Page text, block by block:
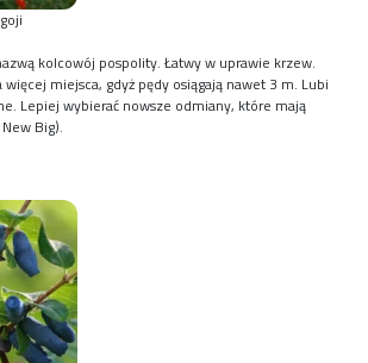
kolcowój pospolity. Łatwy w uprawie krzew.
miejsca, gdyż pędy osiągają nawet 3 m. Lubi
Lepiej wybierać nowsze odmiany, które mają
Big).